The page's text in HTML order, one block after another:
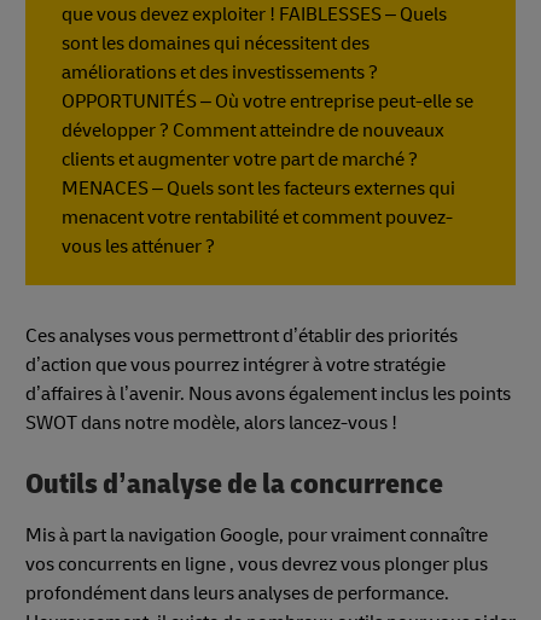
que vous devez exploiter ! FAIBLESSES – Quels
sont les domaines qui nécessitent des
améliorations et des investissements ?
OPPORTUNITÉS – Où votre entreprise peut-elle se
développer ? Comment atteindre de nouveaux
clients et augmenter votre part de marché ?
MENACES – Quels sont les facteurs externes qui
menacent votre rentabilité et comment pouvez-
vous les atténuer ?
Ces analyses vous permettront d’établir des priorités
d’action que vous pourrez intégrer à votre stratégie
d’affaires à l’avenir. Nous avons également inclus les points
SWOT dans notre modèle, alors lancez-vous !
Outils d’analyse de la concurrence
Mis à part la navigation Google, pour vraiment connaître
vos concurrents en ligne , vous devrez vous plonger plus
profondément dans leurs analyses de performance.